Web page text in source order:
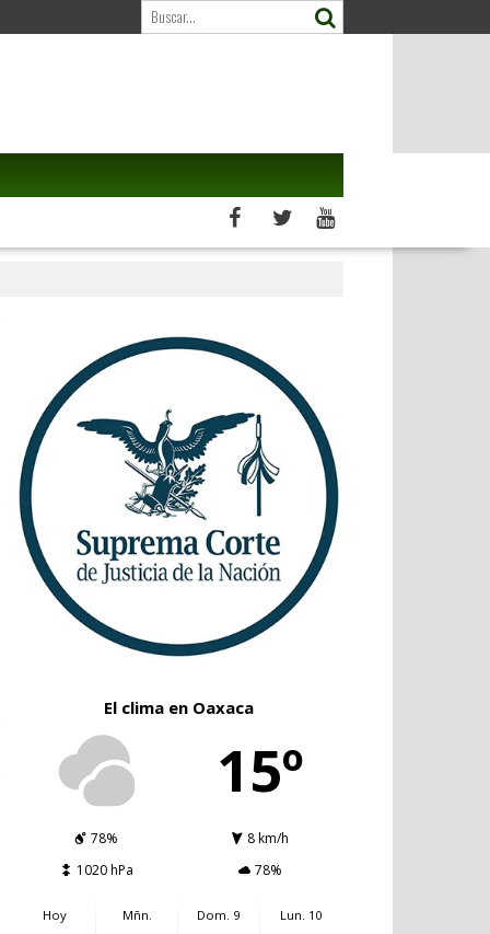
El clima en Oaxaca
15º
78%
8 km/h
1020 hPa
78%
Hoy
Mñn.
Dom. 9
Lun. 10